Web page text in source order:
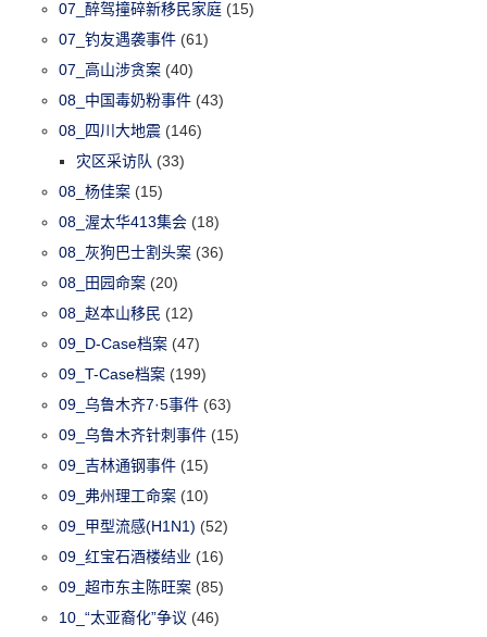
07_醉驾撞碎新移民家庭 (15)
07_钓友遇袭事件 (61)
07_高山涉贪案 (40)
08_中国毒奶粉事件 (43)
08_四川大地震 (146)
灾区采访队 (33)
08_杨佳案 (15)
08_渥太华413集会 (18)
08_灰狗巴士割头案 (36)
08_田园命案 (20)
08_赵本山移民 (12)
09_D-Case档案 (47)
09_T-Case档案 (199)
09_乌鲁木齐7·5事件 (63)
09_乌鲁木齐针刺事件 (15)
09_吉林通钢事件 (15)
09_弗州理工命案 (10)
09_甲型流感(H1N1) (52)
09_红宝石酒楼结业 (16)
09_超市东主陈旺案 (85)
10_“太亚裔化”争议 (46)